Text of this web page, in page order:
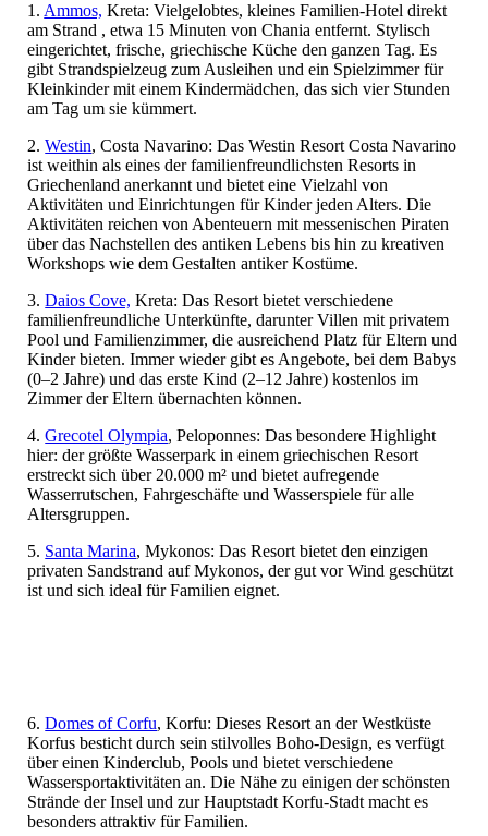
1. Ammos, Kreta: Vielgelobtes, kleines Familien-Hotel direkt
am Strand , etwa 15 Minuten von Chania entfernt. Stylisch
eingerichtet, frische, griechische Küche den ganzen Tag. Es
gibt Strandspielzeug zum Ausleihen und ein Spielzimmer für
Kleinkinder mit einem Kindermädchen, das sich vier Stunden
am Tag um sie kümmert.
2.Westin, Costa Navarino: Das Westin Resort Costa Navarino
ist weithin als eines der familienfreundlichsten Resorts in
Griechenland anerkannt und bietet eine Vielzahl von
Aktivitäten und Einrichtungen für Kinder jeden Alters. Die
Aktivitäten reichen von Abenteuern mit messenischen Piraten
über das Nachstellen des antiken Lebens bis hin zu kreativen
Workshops wie dem Gestalten antiker Kostüme.
3.Daios Cove, Kreta:Das Resort bietet verschiedene
familienfreundliche Unterkünfte, darunter Villen mit privatem
Pool und Familienzimmer, die ausreichend Platz für Eltern und
Kinder bieten. ​Immer wieder gibt es Angebote, bei dem Babys
(0–2 Jahre) und das erste Kind (2–12 Jahre) kostenlos im
Zimmer der Eltern übernachten können.
4.Grecotel Olympia, Peloponnes: Das besondere Highlight
hier:der größte Wasserpark in einem griechischen Resort
erstreckt sich über 20.000 m² und bietet aufregende
Wasserrutschen, Fahrgeschäfte und Wasserspiele für alle
Altersgruppen.
5. Santa Marina, Mykonos: Das Resort bietet den einzigen
privaten Sandstrand auf Mykonos, der gut vor Wind geschützt
ist und sich ideal für Familien eignet.
6.Domes of Corfu, Korfu:Dieses Resort an der Westküste
Korfus besticht durch sein stilvolles Boho-Design, es verfügt
über einen Kinderclub, Pools und bietet verschiedene
Wassersportaktivitäten an. Die Nähe zu einigen der schönsten
Strände der Insel und zur Hauptstadt Korfu-Stadt macht es
besonders attraktiv für Familien.